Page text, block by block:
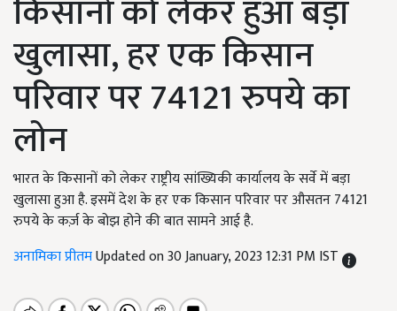
किसानों को लेकर हुआ बड़ा
खुलासा, हर एक किसान
परिवार पर 74121 रुपये का
लोन
भारत के किसानों को लेकर राष्ट्रीय सांख्यिकी कार्यालय के सर्वे में बड़ा
खुलासा हुआ है. इसमें देश के हर एक किसान परिवार पर औसतन 74121
रुपये के कर्ज़ के बोझ होने की बात सामने आई है.
अनामिका प्रीतमUpdated on 30 January, 2023 12:31 PM IST